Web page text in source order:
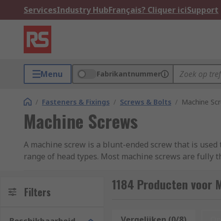
ServicesIndustry HubFrançais? Cliquer iciSupport
Menu Fabrikantnummer
/ Fasteners & Fixings / Screws & Bolts / Machine
Machine Screws
A machine screw is a blunt-ended screw that is
range of head types. Most machine screws are
RS offer an extensive range of high-quality metric
What are machine screws made of?
Filters 1184 Producten voor